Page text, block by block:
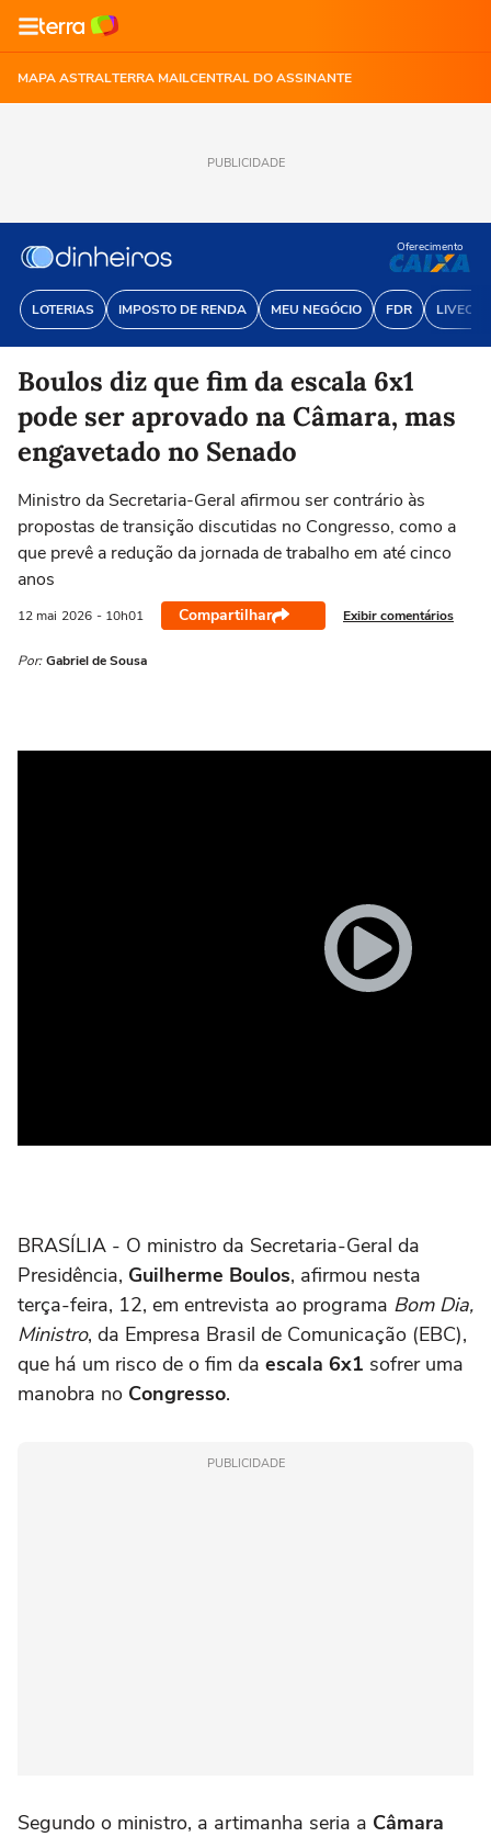
MAPA ASTRALTERRA MAILCENTRAL DO ASSINANTE
PUBLICIDADE
LOTERIAS IMPOSTO DE RENDA MEU NEGÓCIO FDR
Oferecimento
Boulos diz que fim da escala 6x1
pode ser aprovado na Câmara, mas
engavetado no Senado
Ministro da Secretaria-Geral afirmou ser contrário às
propostas de transição discutidas no Congresso, como a
que prevê a redução da jornada de trabalho em até cinco
anos
12 mai 2026 - 10h01 Compartilhar Exibir comentários
Por: Gabriel de Sousa
BRASÍLIA - O ministro da Secretaria-Geral da
Presidência, Guilherme Boulos, afirmou nesta
terça-feira, 12, em entrevista ao programa Bom Dia,
Ministro, da Empresa Brasil de Comunicação (EBC),
que há um risco de o fim da escala 6x1 sofrer uma
manobra no Congresso.
PUBLICIDADE
Segundo o ministro, a artimanha seria a Câmara